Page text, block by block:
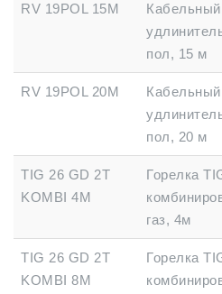
RV 19POL 15М
Кабельный
пол, 15 м
RV 19POL 20M
Кабельный
пол, 20 м
TIG 26 GD 2T
KOMBI 4M
Горелка
газ, 4м
TIG 26 GD 2T
KOMBI 8M
Горелка